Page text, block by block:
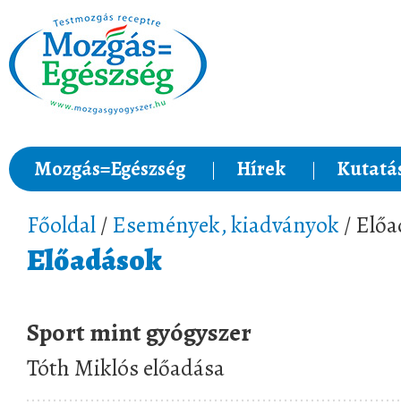
Mozgás=Egészség Hírek
Főoldal/ Események, kiadványok /
Előadások
Sport mint gyógyszer
Tóth Miklós előadása